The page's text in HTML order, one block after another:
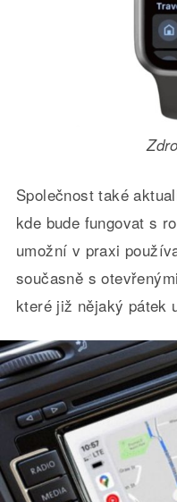
Společnost také
kde bude fungovat s
umožní v praxi
současně s
které již nějaký pátek